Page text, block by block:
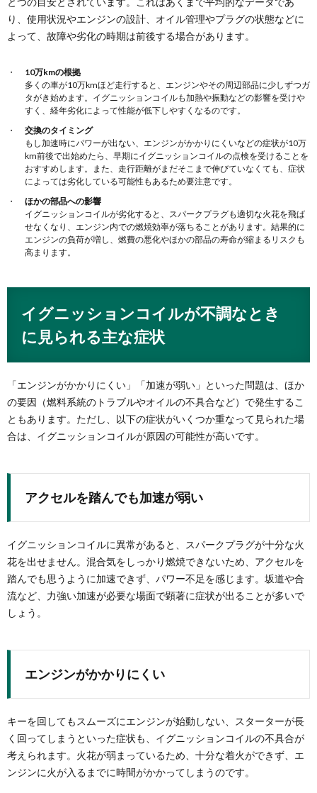
り、使用状況やエンジンの設計、オイル管理やプラグの状態などに
よって、故障や劣化の時期は前後する場合があります。
10万kmの根拠
多くの車が10万kmほど走行すると、エンジンやその周辺部品に少しずつガ
タがき始めます。イグニッションコイルも加熱や振動などの影響を受けや
すく、経年劣化によって性能が低下しやすくなるのです。
交換のタイミング
もし加速時にパワーが出ない、エンジンがかかりにくいなどの症状が10万
km前後で出始めたら、早期にイグニッションコイルの点検を受けることを
おすすめします。また、走行距離がまだそこまで伸びていなくても、症状
によっては劣化している可能性もあるため要注意です。
ほかの部品への影響
イグニッションコイルが劣化すると、スパークプラグも適切な火花を飛ば
せなくなり、エンジン内での燃焼効率が落ちることがあります。結果的に
エンジンの負荷が増し、燃費の悪化やほかの部品の寿命が縮まるリスクも
高まります。
イグニッションコイルが不調なとき
に見られる主な症状
「エンジンがかかりにくい」「加速が弱い」といった問題は、ほか
の要因（燃料系統のトラブルやオイルの不具合など）で発生するこ
ともあります。ただし、以下の症状がいくつか重なって見られた場
合は、イグニッションコイルが原因の可能性が高いです。
アクセルを踏んでも加速が弱い
イグニッションコイルに異常があると、スパークプラグが十分な火
花を出せません。混合気をしっかり燃焼できないため、アクセルを
踏んでも思うように加速できず、パワー不足を感じます。坂道や合
流など、力強い加速が必要な場面で顕著に症状が出ることが多いで
しょう。
エンジンがかかりにくい
キーを回してもスムーズにエンジンが始動しない、スターターが長
く回ってしまうといった症状も、イグニッションコイルの不具合が
考えられます。火花が弱まっているため、十分な着火ができず、エ
ンジンに火が入るまでに時間がかかってしまうのです。